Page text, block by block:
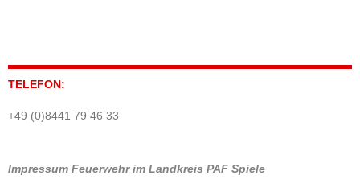
TELEFON:
+49 (0)8441 79 46 33
Impressum Feuerwehr im Landkreis PAF Spiele